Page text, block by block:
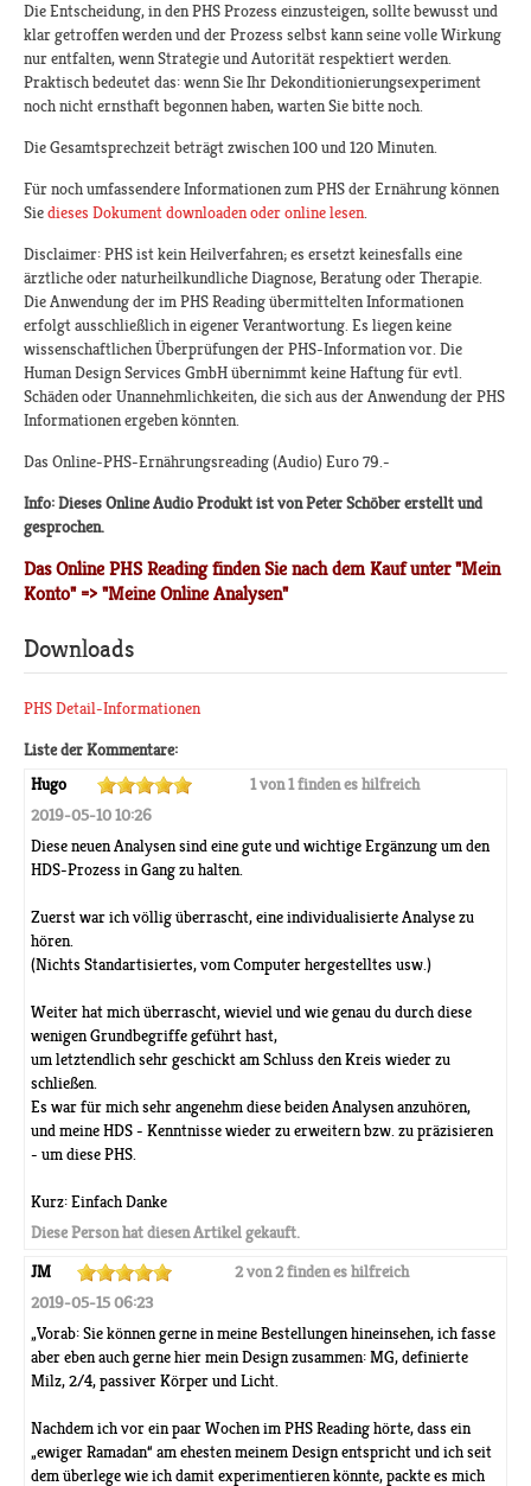
Die Entscheidung, in den PHS Prozess einzusteigen, sollte bewusst und
klar getroffen werden und der Prozess selbst kann seine volle Wirkung
nur entfalten, wenn Strategie und Autorität respektiert werden.
Praktisch bedeutet das: wenn Sie Ihr Dekonditionierungsexperiment
noch nicht ernsthaft begonnen haben, warten Sie bitte noch.
Die Gesamtsprechzeit beträgt zwischen 100 und 120 Minuten.
Für noch umfassendere Informationen zum PHS der Ernährung können
Siedieses Dokument downloaden oder online lesen.
Disclaimer: PHS ist kein Heilverfahren; es ersetzt keinesfalls eine
ärztliche oder naturheilkundliche Diagnose, Beratung oder Therapie.
Die Anwendung der im PHS Reading übermittelten Informationen
erfolgt ausschließlich in eigener Verantwortung. Es liegen keine
wissenschaftlichen Überprüfungen der PHS-Information vor. Die
Human Design Services GmbH übernimmt keine Haftung für evtl.
Schäden oder Unannehmlichkeiten, die sich aus der Anwendung der PHS
Informationen ergeben könnten.
Das Online-PHS-Ernährungsreading (Audio) Euro 79.-
Info: Dieses Online Audio Produkt ist von Peter Schöber erstellt und
gesprochen.
Das Online PHS Reading finden Sie nach dem Kauf unter "Mein
Konto" => "Meine Online Analysen"
Downloads
PHS Detail-Informationen
Liste der Kommentare:
Hugo
1 von 1 finden es hilfreich
2019-05-10 10:26
Diese neuen Analysen sind eine gute und wichtige Ergänzung um den
HDS-Prozess in Gang zu halten.
Zuerst war ich völlig überrascht, eine individualisierte Analyse zu
hören.
(Nichts Standartisiertes, vom Computer hergestelltes usw.)
Weiter hat mich überrascht, wieviel und wie genau du durch diese
wenigen Grundbegriffe geführt hast,
um letztendlich sehr geschickt am Schluss den Kreis wieder zu
schließen.
Es war für mich sehr angenehm diese beiden Analysen anzuhören,
und meine HDS - Kenntnisse wieder zu erweitern bzw. zu präzisieren
- um diese PHS.
Kurz: Einfach Danke
Diese Person hat diesen Artikel gekauft.
JM
2 von 2 finden es hilfreich
2019-05-15 06:23
„Vorab: Sie können gerne in meine Bestellungen hineinsehen, ich fasse
aber eben auch gerne hier mein Design zusammen: MG, definierte
Milz, 2/4, passiver Körper und Licht.
Nachdem ich vor ein paar Wochen im PHS Reading hörte, dass ein
„ewiger Ramadan“ am ehesten meinem Design entspricht und ich seit
dem überlege wie ich damit experimentieren könnte, packte es mich